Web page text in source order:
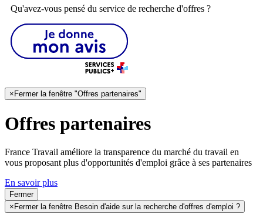
Qu'avez-vous pensé du service de recherche d'offres ?
× Fermer la fenêtre "Offres partenaires"
Offres partenaires
France Travail améliore la transparence du marché du travail en
vous proposant plus d'opportunités d'emploi grâce à ses partenaires
En savoir plus
Fermer
× Fermer la fenêtre Besoin d'aide sur la recherche d'offres d'emploi ?